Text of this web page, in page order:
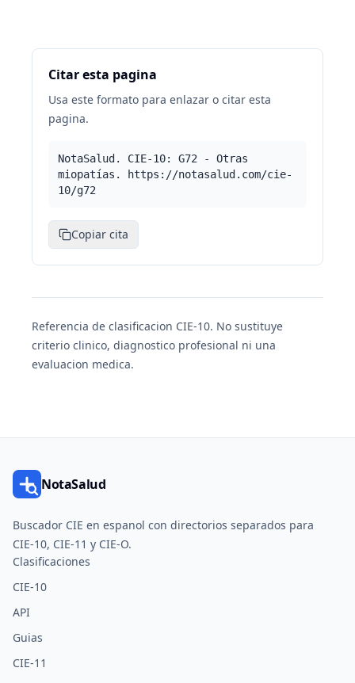
Citar esta pagina
Usa este formato para enlazar o citar esta
pagina.
NotaSalud. CIE-10: G72 - Otras
miopatías. https://notasalud.com/cie-
10/g72
Copiar cita
Referencia de clasificacion CIE-10. No sustituye
criterio clinico, diagnostico profesional ni una
evaluacion medica.
NotaSalud
Buscador CIE en espanol con directorios separados para
CIE-10, CIE-11 y CIE-O.
Clasificaciones
CIE-10
API
Guias
CIE-11